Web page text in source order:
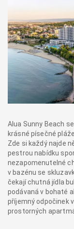
Alua Sunny Beach
krásné písečné
Zde si každý najde
pestrou nabídku
nezapomenutelné
v bazénu se
čekají chutná jídla
podávaná v bohaté
příjemný odpočinek
prostorných